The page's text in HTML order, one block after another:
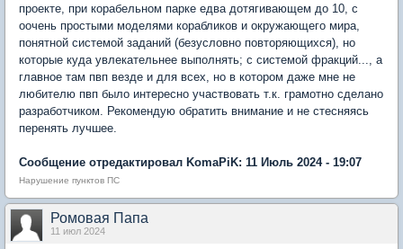
проекте, при корабельном парке едва дотягивающем до 10, с
оочень простыми моделями корабликов и окружающего мира,
понятной системой заданий (безусловно повторяющихся), но
которые куда увлекательнее выполнять; с системой фракций..., а
главное там пвп везде и для всех, но в котором даже мне не
любителю пвп было интересно участвовать т.к. грамотно сделано
разработчиком. Рекомендую обратить внимание и не стесняясь
перенять лучшее.
Сообщение отредактировал KomaPiK: 11 Июль 2024 - 19:07
Нарушение пунктов ПС
Ромовая Папа
11 июл 2024